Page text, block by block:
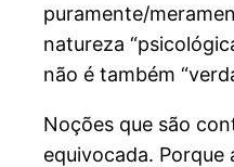
puramente/
natureza
não é também
Noções que são
equivocada. Porque